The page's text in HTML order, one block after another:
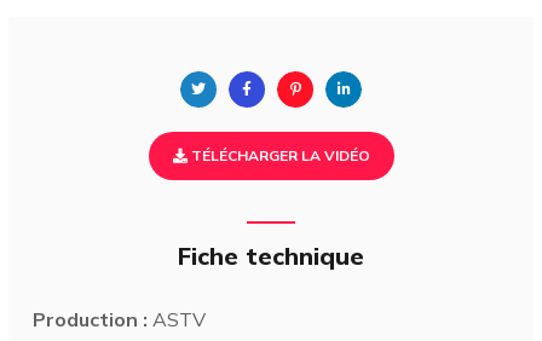
TÉLÉCHARGER LA VIDÉO
Fiche technique
Production : ASTV